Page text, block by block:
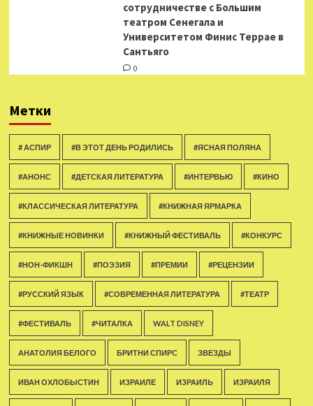
сотрудничестве с Большим
театром Сенегала и
Университетом Финис Террае в
Сантьяго
0
Метки
# АСПИР #В ЭТОТ ДЕНЬ РОДИЛИСЬ #ЯСНАЯ ПОЛЯНА
#АНОНС #ДЕТСКАЯ ЛИТЕРАТУРА #ИНТЕРВЬЮ #КИНО
#КЛАССИЧЕСКАЯ ЛИТЕРАТУРА #КНИЖНАЯ ЯРМАРКА
#КНИЖНЫЕ НОВИНКИ #КНИЖНЫЙ ФЕСТИВАЛЬ #КОНКУРС
#НОН-ФИКШН #ПОЭЗИЯ #ПРЕМИИ #РЕЦЕНЗИИ
#РУССКИЙ ЯЗЫК #СОВРЕМЕННАЯ ЛИТЕРАТУРА #ТЕАТР
#ФЕСТИВАЛЬ #ЧИТАЛКА WALT DISNEY
АНАТОЛИЯ БЕЛОГО БРИТНИ СПИРС ЗВЕЗДЫ
ИВАН ОХЛОБЫСТИН ИЗРАИЛЕ ИЗРАИЛЬ ИЗРАИЛЯ